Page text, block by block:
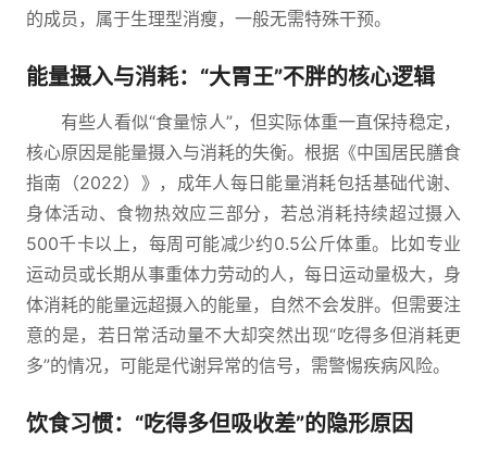
的成员，属于生理型消瘦，一般无需特殊干预。
能量摄入与消耗：“大胃王”不胖的核心逻辑
有些人看似“食量惊人”，但实际体重一直保持稳定，
核心原因是能量摄入与消耗的失衡。根据《中国居民膳食
指南（2022）》，成年人每日能量消耗包括基础代谢、
身体活动、食物热效应三部分，若总消耗持续超过摄入
500千卡以上，每周可能减少约0.5公斤体重。比如专业
运动员或长期从事重体力劳动的人，每日运动量极大，身
体消耗的能量远超摄入的能量，自然不会发胖。但需要注
意的是，若日常活动量不大却突然出现“吃得多但消耗更
多”的情况，可能是代谢异常的信号，需警惕疾病风险。
饮食习惯：“吃得多但吸收差”的隐形原因